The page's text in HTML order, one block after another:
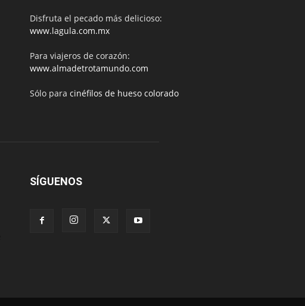
Disfruta el pecado más delicioso:
www.lagula.com.mx
Para viajeros de corazón:
www.almadetrotamundo.com
Sólo para cinéfilos de hueso colorado
SÍGUENOS